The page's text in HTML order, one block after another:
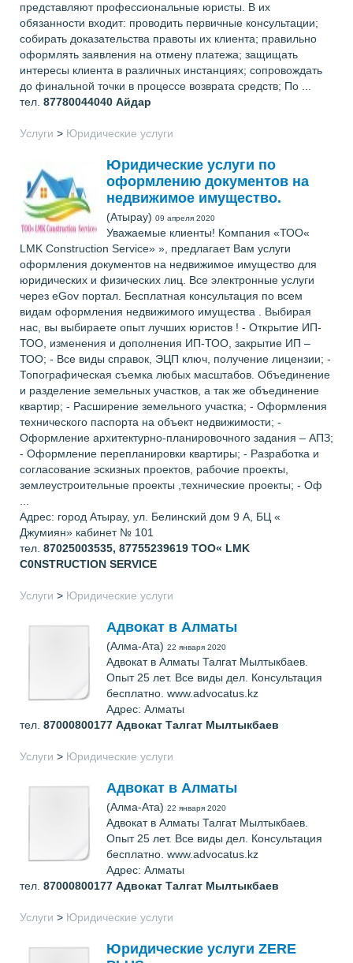
представляют профессиональные юристы. В их
обязанности входит: проводить первичные консультации;
собирать доказательства правоты их клиента; правильно
оформлять заявления на отмену платежа; защищать
интересы клиента в различных инстанциях; сопровождать
до финальной точки в процессе возврата средств; По ...
тел. 87780044040 Айдар
Услуги > Юридические услуги
Юридические услуги по
оформлению документов на
недвижимое имущество.
(Атырау) 09 апреля 2020
Уважаемые клиенты! Компания «ТОО«
LMK Construction Service» », предлагает Вам услуги
оформления документов на недвижимое имущество для
юридических и физических лиц. Все электронные услуги
через еGov портал. Бесплатная консультация по всем
видам оформления недвижимого имущества . Выбирая
нас, вы выбираете опыт лучших юристов ! - Открытие ИП-
ТОО, изменения и дополнения ИП-ТОО, закрытие ИП –
ТОО; - Все виды справок, ЭЦП ключ, получение лицензии; -
Топографическая съемка любых масштабов. Объединение
и разделение земельных участков, а так же объединение
квартир; - Расширение земельного участка; - Оформления
технического паспорта на объект недвижимости; -
Оформление архитектурно-планировочного задания – АПЗ;
- Оформление перепланировки квартиры; - Разработка и
согласование эскизных проектов, рабочие проекты,
землеустроительные проекты ,технические проекты; - Оф
Адрес: город Атырау, ул. Белинский дом 9 А, БЦ «
Джумиян» кабинет № 101
тел. 87025003535, 87755239619 ТОО« LMK
С0NSTRUCTION SERVICE
Услуги > Юридические услуги
Адвокат в Алматы
(Алма-Ата) 22 января 2020
Адвокат в Алматы Талгат Мылтыкбаев.
Опыт 25 лет. Все виды дел. Консультация
бесплатно. www.advocatus.kz
Адрес: Алматы
тел. 87000800177 Адвокат Талгат Мылтыкбаев
Услуги > Юридические услуги
Адвокат в Алматы
(Алма-Ата) 22 января 2020
Адвокат в Алматы Талгат Мылтыкбаев.
Опыт 25 лет. Все виды дел. Консультация
бесплатно. www.advocatus.kz
Адрес: Алматы
тел. 87000800177 Адвокат Талгат Мылтыкбаев
Услуги > Юридические услуги
Юридические услуги ZERE